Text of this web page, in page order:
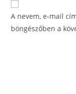
A nevem, e-mail
böngészőben a